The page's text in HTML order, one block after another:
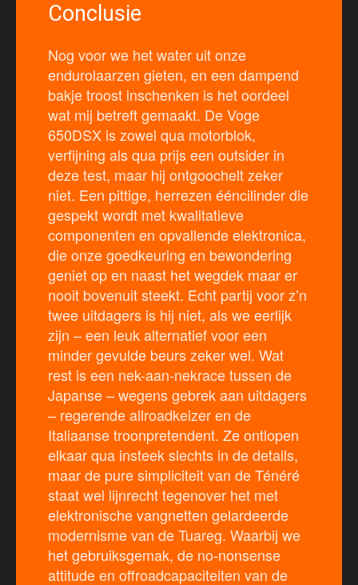
Conclusie
Nog voor we het water uit onze
endurolaarzen gieten, en een dampend
bakje troost inschenken is het oordeel
wat mij betreft gemaakt. De Voge
650DSX is zowel qua motorblok,
verfijning als qua prijs een outsider in
deze test, maar hij ontgoochelt zeker
niet. Een pittige, herrezen ééncilinder die
gespekt wordt met kwalitatieve
componenten en opvallende elektronica,
die onze goedkeuring en bewondering
geniet op en naast het wegdek maar er
nooit bovenuit steekt. Echt partij voor z’n
twee uitdagers is hij niet, als we eerlijk
zijn – een leuk alternatief voor een
minder gevulde beurs zeker wel. Wat
rest is een nek-aan-nekrace tussen de
Japanse – wegens gebrek aan uitdagers
– regerende allroadkeizer en de
Italiaanse troonpretendent. Ze ontlopen
elkaar qua insteek slechts in de details,
maar de pure simpliciteit van de Ténéré
staat wel lijnrecht tegenover het met
elektronische vangnetten gelardeerde
modernisme van de Tuareg. Waarbij we
het gebruiksgemak, de no-nonsense
attitude en offroadcapaciteiten van de